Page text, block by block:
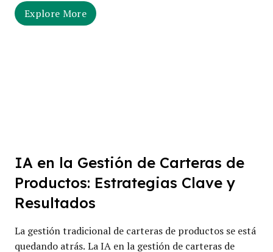
Explore More
IA en la Gestión de Carteras de
Productos: Estrategias Clave y
Resultados
La gestión tradicional de carteras de productos se está
quedando atrás. La IA en la gestión de carteras de